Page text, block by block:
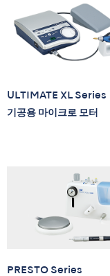
ULTIMATE XL Series
기공용 마이크로 모터
PRESTO Series